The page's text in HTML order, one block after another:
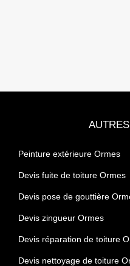
Peinture extérieure Ormes
Devis fuite de toiture Ormes
Devis pose de gouttière
Devis zingueur Ormes
Devis réparation de toiture
Devis nettoyage de toiture